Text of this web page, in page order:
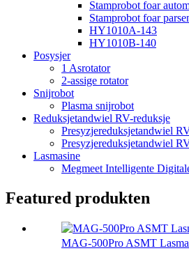
Stamprobot foar
Stamprobot foar
HY1010A-143
HY1010B-140
Posysjer
1 Asrotator
2-assige rotator
Snijrobot
Plasma snijrobot
Reduksjetandwiel RV-reduksje
Presyzjereduksjetandwiel
Presyzjereduksjetandwiel
Lasmasine
Megmeet Intelligente
Featured produkten
MAG-500Pro ASMT